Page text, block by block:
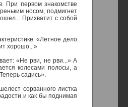
При первом знакомстве
носом, подмигнет
Прихватит с собой
«Летное дело
хорошо...»
«Не рви, не рви...» А
колесами полосы, а
садись».
сорванного листка
и как бы поднимая